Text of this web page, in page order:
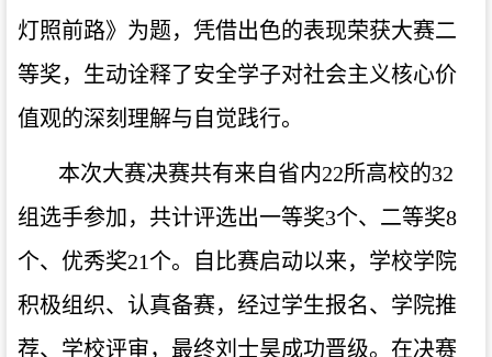
灯照前路》为题，凭借出色的表现荣获大赛二
等奖，生动诠释了安全学子对社会主义核心价
值观的深刻理解与自觉践行。
本次大赛决赛共有来自省内22所高校的32
组选手参加，共计评选出一等奖3个、二等奖8
个、优秀奖21个。
自比赛启动以来， 学校学院
积极组织、认真备赛，经过学生报名、学院推
荐、学校评审，最终刘士昊成功晋级。在决赛